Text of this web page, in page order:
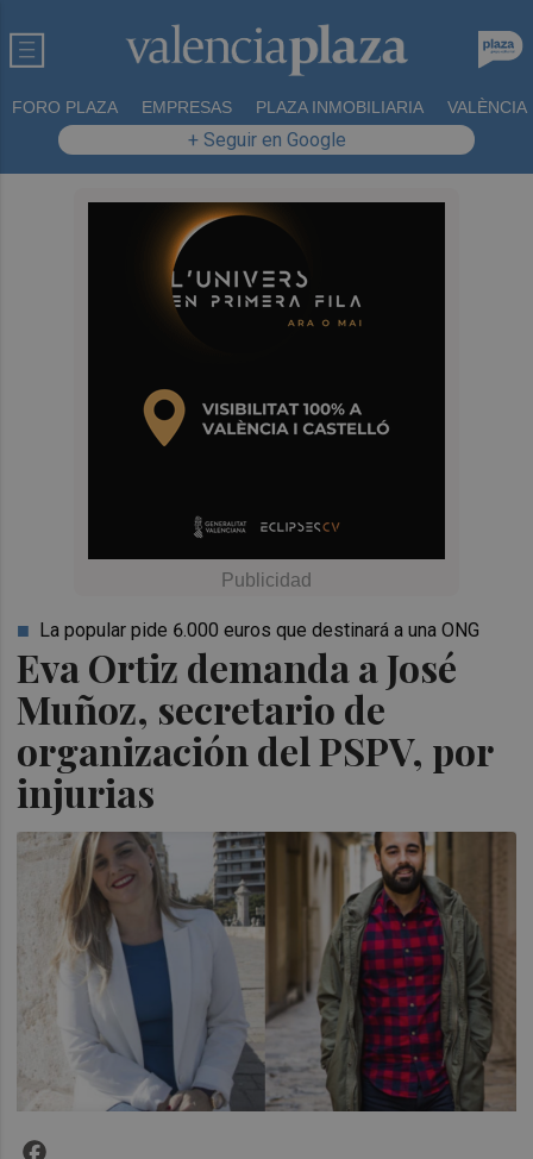
FORO PLAZA EMPRESAS PLAZA INMOBILIARIA VALÈNCIA
+ Seguir en Google
Eva Ortiz demanda a José
Muñoz, secretario de
organización del PSPV, por
injurias
La popular pide 6.000 euros que destinará a una ONG